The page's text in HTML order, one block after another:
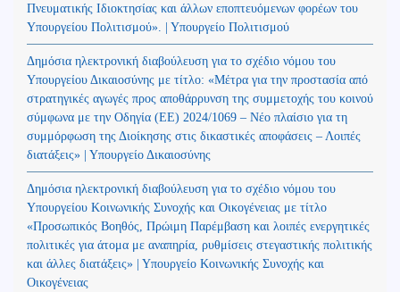
Πνευματικής Ιδιοκτησίας και άλλων εποπτευόμενων φορέων του
Υπουργείου Πολιτισμού». | Υπουργείο Πολιτισμού
Δημόσια ηλεκτρονική διαβούλευση για το σχέδιο νόμου του
Υπουργείου Δικαιοσύνης με τίτλο: «Μέτρα για την προστασία από
στρατηγικές αγωγές προς αποθάρρυνση της συμμετοχής του κοινού
σύμφωνα με την Οδηγία (ΕΕ) 2024/1069 – Νέο πλαίσιο για τη
συμμόρφωση της Διοίκησης στις δικαστικές αποφάσεις – Λοιπές
διατάξεις» | Υπουργείο Δικαιοσύνης
Δημόσια ηλεκτρονική διαβούλευση για το σχέδιο νόμου του
Υπουργείου Κοινωνικής Συνοχής και Οικογένειας με τίτλο
«Προσωπικός Βοηθός, Πρώιμη Παρέμβαση και λοιπές ενεργητικές
πολιτικές για άτομα με αναπηρία, ρυθμίσεις στεγαστικής πολιτικής
και άλλες διατάξεις» | Υπουργείο Κοινωνικής Συνοχής και
Οικογένειας